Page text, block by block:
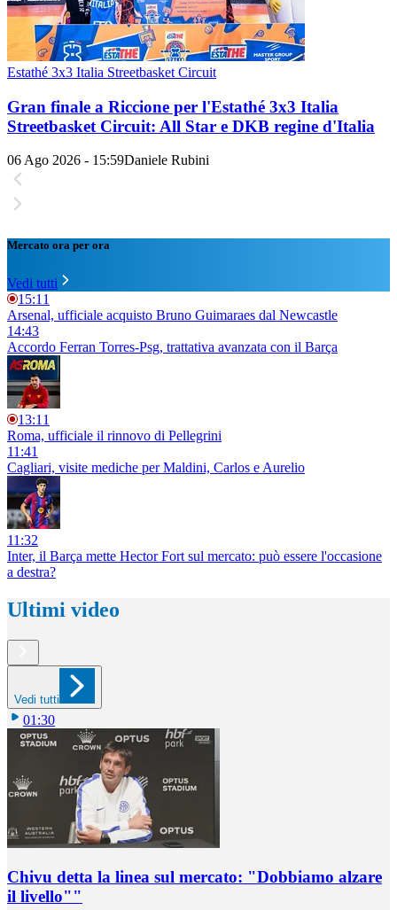
Estathé 3x3 Italia Streetbasket Circuit
Gran finale a Riccione per l'Estathé 3x3 Italia
Streetbasket Circuit: All Star e DKB regine d'Italia
06 Ago 2026 - 15:59Daniele Rubini
Mercato ora per ora
Vedi tutti
15:11
Arsenal, ufficiale acquisto Bruno Guimaraes dal Newcastle
14:43
Accordo Ferran Torres-Psg, trattativa avanzata con il Barça
13:11
Roma, ufficiale il rinnovo di Pellegrini
11:41
Cagliari, visite mediche per Maldini, Carlos e Aurelio
11:32
Inter, il Barça mette Hector Fort sul mercato: può essere l'occasione
a destra?
Ultimi video
Vedi tutti
01:30
Chivu detta la linea sul mercato: "Dobbiamo alzare
il livello""